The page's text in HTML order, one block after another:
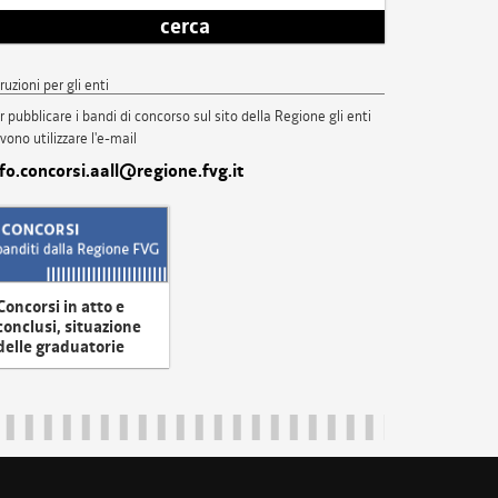
cerca
per gli enti
pubblicare i bandi di concorso sul sito della Regione gli enti
utilizzare l'e-mail
in atto e
situazione
graduatorie